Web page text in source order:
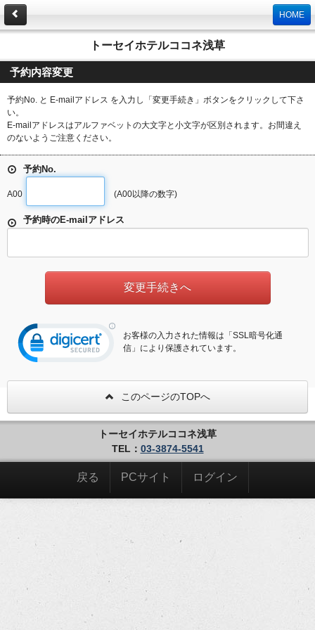
HOME
トーセイホテルココネ浅草
予約内容変更
予約No. と E-mailアドレス を入力し「変更手続き」ボタンをクリックして下さ
い。
E-mailアドレスはアルファベットの大文字と小文字が区別されます。お間違え
のないようご注意ください。
予約No.
A00 (A00以降の数字)
予約時のE-mailアドレス
お客様の入力された情報は「SSL暗号化通
信」により保護されています。
このページのTOPへ
トーセイホテルココネ浅草
TEL： 03-3874-5541
戻る PCサイト ログイン